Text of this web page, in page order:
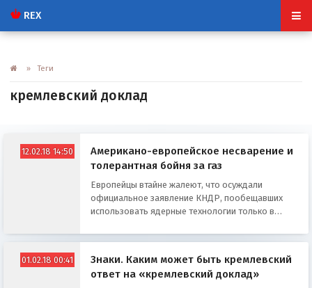
REX
» Теги
кремлевский доклад
12.02.18 14:50
Американо-европейское несварение и
толерантная бойня за газ
Европейцы втайне жалеют, что осуждали
официальное заявление КНДР, пообещавших
использовать ядерные технологии только в
01.02.18 00:41
Знаки. Каким может быть кремлевский
ответ на «кремлевский доклад»